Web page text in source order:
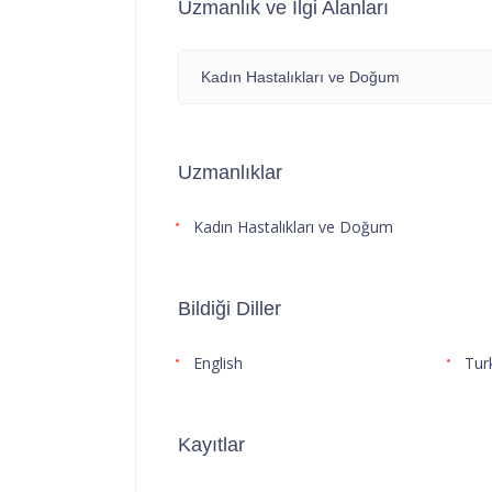
Uzmanlık ve İlgi Alanları
Kadın Hastalıkları ve Doğum
Uzmanlıklar
Kadın Hastalıkları ve Doğum
Bildiği Diller
English
Kayıtlar